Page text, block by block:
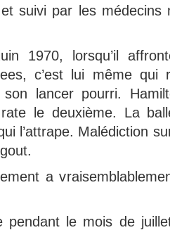
suivi par les médecins
1970, lorsqu’il
c’est lui même qui
lancer pourri.
le deuxième. La
l’attrape. Malédiction
a
pendant le mois de